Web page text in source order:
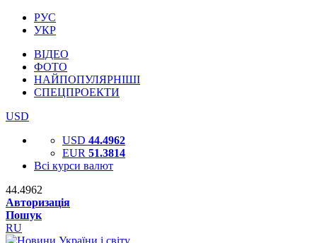
РУС
УКР
ВІДЕО
ФОТО
НАЙПОПУЛЯРНІШІ
СПЕЦПРОЕКТИ
USD
USD 44.4962
EUR 51.3814
Всі курси валют
44.4962
Авторизація
Пошук
RU